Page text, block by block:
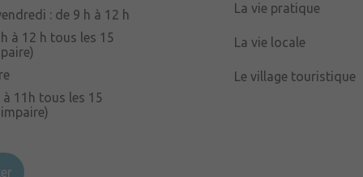
: de 9 h à 12 h
à 12 h tous les 15
à 11h tous les 15
La vie pratique
La vie locale
Le village touristique